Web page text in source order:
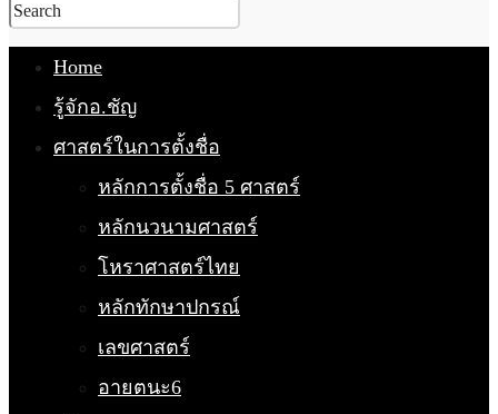
Home
รู้จักอ.ชัญ
ศาสตร์ในการตั้งชื่อ
หลักการตั้งชื่อ 5 ศาสตร์
หลักนวนามศาสตร์
โหราศาสตร์ไทย
หลักทักษาปกรณ์
เลขศาสตร์
อายตนะ6